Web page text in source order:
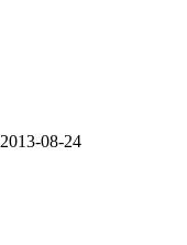
2013-08-24